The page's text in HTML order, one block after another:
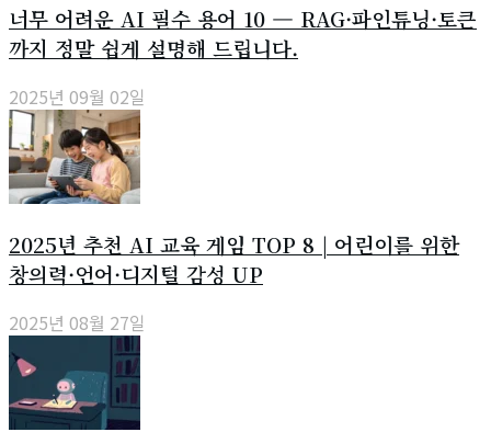
너무 어려운 AI 필수 용어 10 — RAG·파인튜닝·토큰
까지 정말 쉽게 설명해 드립니다.
2025년 09월 02일
2025년 추천 AI 교육 게임 TOP 8 | 어린이를 위한
창의력·언어·디지털 감성 UP
2025년 08월 27일